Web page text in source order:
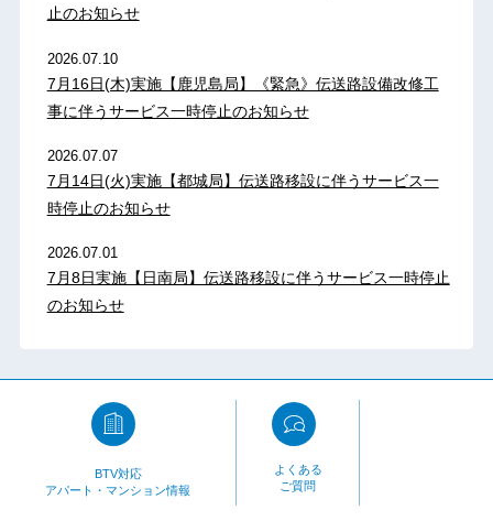
止のお知らせ
2026.07.10
7月16日(木)実施【鹿児島局】《緊急》伝送路設備改修工
事に伴うサービス一時停止のお知らせ
2026.07.07
7月14日(火)実施【都城局】伝送路移設に伴うサービス一
時停止のお知らせ
2026.07.01
7月8日実施【日南局】伝送路移設に伴うサービス一時停止
のお知らせ
BTV対応
アパート・マンション情報
よくある
ご質問